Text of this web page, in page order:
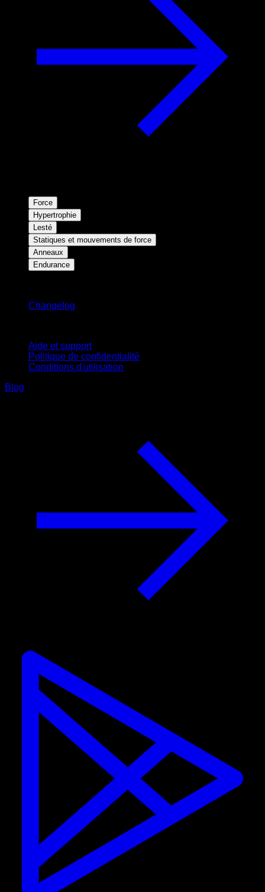
Force
Hypertrophie
Lesté
Statiques et mouvements de force
Anneaux
Endurance
Changelog
Aide et support
Politique de confidentialité
Conditions d'utilisation
Blog